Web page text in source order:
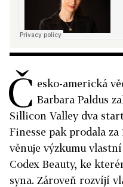
Č esko-americká
Barbara Paldus
Sillicon Valley dva
Finesse pak prodala
věnuje výzkumu
Codex Beauty, ke
syna. Zároveň rozvíjí